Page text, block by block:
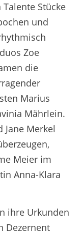
Stücke
und
Zoe
die
Marius
Mährlein.
Merkel
Meier im
Anna-Klara
ihre Urkunden
Dezernent